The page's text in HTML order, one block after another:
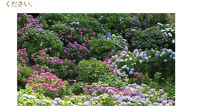
ください。